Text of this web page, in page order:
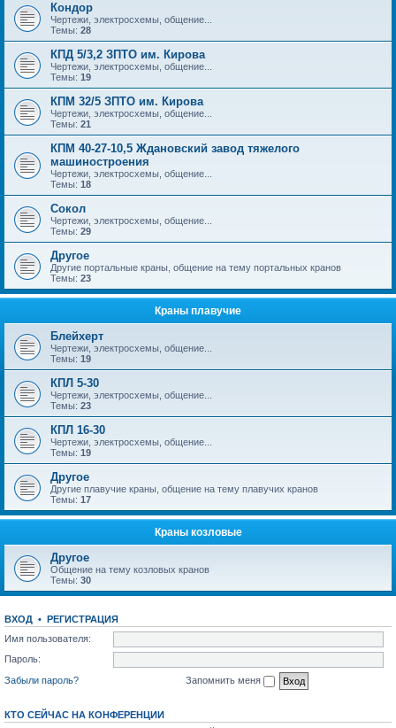
Кондор
Чертежи, электросхемы, общение...
Темы: 28
КПД 5/3,2 ЗПТО им. Кирова
Чертежи, электросхемы, общение...
Темы: 19
КПМ 32/5 ЗПТО им. Кирова
Чертежи, электросхемы, общение...
Темы: 21
КПМ 40-27-10,5 Ждановский завод тяжелого
машиностроения
Чертежи, электросхемы, общение...
Темы: 18
Сокол
Чертежи, электросхемы, общение...
Темы: 29
Другое
Другие портальные краны, общение на тему портальных кранов
Темы: 23
Краны плавучие
Блейхерт
Чертежи, электросхемы, общение...
Темы: 19
КПЛ 5-30
Чертежи, электросхемы, общение...
Темы: 23
КПЛ 16-30
Чертежи, электросхемы, общение...
Темы: 19
Другое
Другие плавучие краны, общение на тему плавучих кранов
Темы: 17
Краны козловые
Другое
Общение на тему козловых кранов
Темы: 30
ВХОД • РЕГИСТРАЦИЯ
Имя пользователя:
Пароль:
Забыли пароль?
Запомнить меня
КТО СЕЙЧАС НА КОНФЕРЕНЦИИ